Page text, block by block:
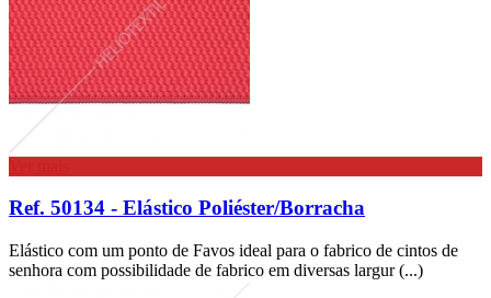
Ref. 50134 - Elástico Poliéster/Borracha
Elástico com um ponto de Favos ideal para o fabrico de cintos de
senhora com possibilidade de fabrico em diversas largur (...)